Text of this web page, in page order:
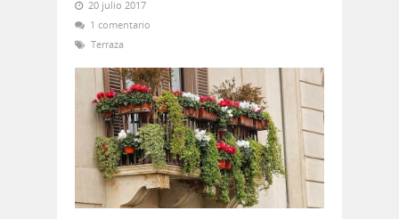
20 julio 2017
1 comentario
Terraza